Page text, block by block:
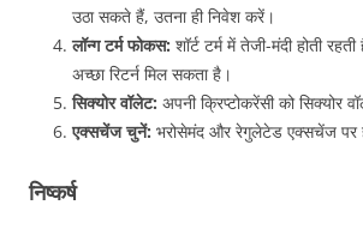
उठा सकते हैं, उतना ही निवेश करें।
लॉन्ग टर्म फोकस: शॉर्ट टर्म में तेजी-मंदी होती
अच्छा रिटर्न मिल सकता है।
सिक्योर वॉलेट: अपनी क्रिप्टोकरेंसी को सिक्योर
एक्सचेंज चुनें: भरोसेमंद और रेगुलेटेड एक्सचेंज पर
निष्कर्ष